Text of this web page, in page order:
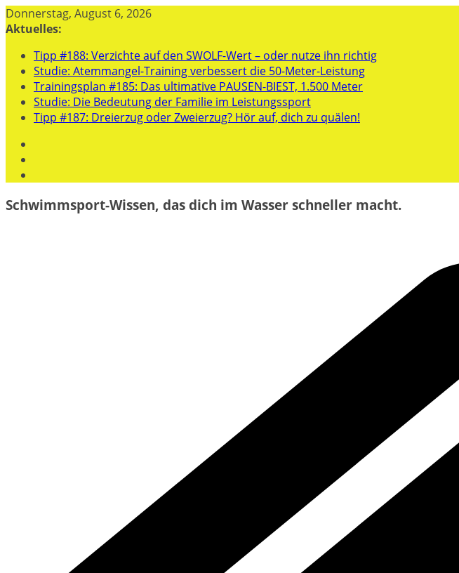
Zum
Inhalt
Donnerstag, August 6, 2026
Aktuelles:
Tipp #188: Verzichte auf den SWOLF-Wert – oder nutze ihn richtig
Studie: Atemmangel-Training verbessert die 50-Meter-Leistung
Trainingsplan #185: Das ultimative PAUSEN-BIEST, 1.500 Meter
Studie: Die Bedeutung der Familie im Leistungssport
Tipp #187: Dreierzug oder Zweierzug? Hör auf, dich zu quälen!
Schwimmsport-Wissen, das dich im Wasser schneller macht.